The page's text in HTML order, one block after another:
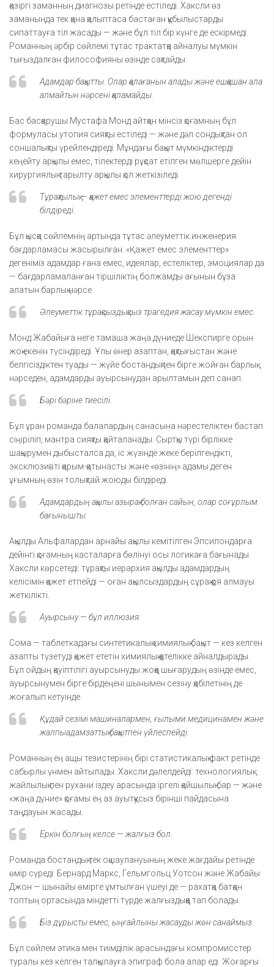
қазіргі заманның диагнозы ретінде естіледі. Хаксли өз
заманында тек қана қалыптаса бастаған құбылыстарды
сипаттауға тіл жасады — және бұл тіл бір күнге де ескірмеді.
Романның әрбір сөйлемі тұтас трактатқа айналуы мүмкін
тығыздалған философияны өзінде сақтайды.
Адамдар бақытты. Олар қалағанын алады және ешқашан ала
алмайтын нәрсені қаламайды.
Бас басқарушы Мустафа Монд айтқан мінсіз қоғамның бұл
формуласы утопия сияқты естіледі — және дәл сондықтан ол
соншалықты үрейлендіреді. Мұндағы бақыт мүмкіндіктерді
кеңейту арқылы емес, тілектерді рұқсат етілген мөлшерге дейін
хирургиялық тарылту арқылы қол жеткізіледі.
Тұрақтылық — қажет емес элементтерді жою дегенді
білдіреді.
Бұл қысқа сөйлемнің артында тұтас әлеуметтік инженерия
бағдарламасы жасырылған. «Қажет емес элементтер»
дегеніміз адамдар ғана емес, идеялар, естеліктер, эмоциялар да
— бағдарламаланған тіршіліктің болжамды ағынын бұза
алатын барлық нәрсе.
Әлеуметтік тұрақсыздықсыз трагедия жасау мүмкін емес.
Монд Жабайыға неге тамаша жаңа дүниеде Шекспирге орын
жоқ екенін түсіндіреді. Ұлы өнер азаптан, қақтығыстан және
белгісіздіктен туады — жүйе бостандықпен бірге жойған барлық
нәрседен, адамдарды ауырсынудан арылтамын деп санап.
Бәрі бәріне тиесілі.
Бұл ұран романда балалардың санасына нәрестеліктен бастап
сіңіріліп, мантра сияқты қайталанады. Сыртқы түрі бірлікке
шақырумен дыбысталса да, іс жүзінде жеке берілгендікті,
эксклюзивті қарым-қатынасты және «өзінің» адамы деген
ұғымның өзін толықтай жоюды білдіреді.
Адамдардың ақылы азырақ болған сайын, олар соғұрлым
бағынышты.
Ақылды Альфалардан арнайы ақылы кемітілген Эпсилондарға
дейінгі қоғамның касталарға бөлінуі осы логикаға бағынады.
Хаксли көрсетеді: тұрақты иерархия ақылды адамдардың
келісімін қажет етпейді — оған ақылсыздардың сұрақ қоя алмауы
жеткілікті.
Ауырсыну — бұл иллюзия.
Сома — таблеткадағы синтетикалық химиялық бақыт — кез келген
азапты түзетуді қажет ететін химиялық қателікке айналдырады.
Бұл ойдың қауіптілігі ауырсынуды жоққа шығарудың өзінде емес,
ауырсынумен бірге бірдеңені шынымен сезіну қабілетінің де
жоғалып кетуінде.
Құдай сезімі машиналармен, ғылыми медицинамен және
жалпыадамзаттық бақытпен үйлеспейді.
Романның ең ащы тезистерінің бірі статистикалық факт ретінде
сабырлы үнмен айтылады. Хаксли дәлелдейді: технологиялық
жайлылық пен рухани іздеу арасында іргелі қайшылық бар — және
«жаңа дүние» қоғамы ең аз ауытқусыз бірінші пайдасына
таңдауын жасады.
Еркін болғың келсе — жалғыз бол.
Романда бостандық тек оқшаулануының жеке жағдайы ретінде
өмір сүреді. Бернард Маркс, Гельмгольц Уотсон және Жабайы
Джон — шынайы өмірге ұмтылған үшеуі де — рахатқа батқан
топтың ортасында міндетті түрде жалғыздыққа тап болады.
Біз дұрысты емес, ыңғайлыны жасауды жөн санаймыз.
Бұл сөйлем этика мен тиімділік арасындағы компромисстер
туралы кез келген талқылауға эпиграф бола алар еді. Жоғарғы